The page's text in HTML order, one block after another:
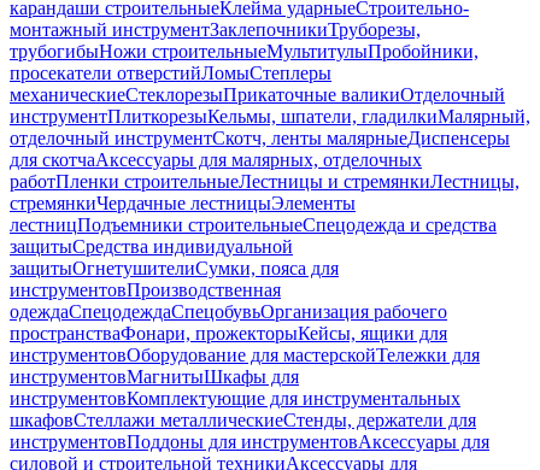
карандаши строительныеКлейма ударныеСтроительно-
монтажный инструментЗаклепочникиТруборезы,
трубогибыНожи строительныеМультитулыПробойники,
просекатели отверстийЛомыСтеплеры
механическиеСтеклорезыПрикаточные валикиОтделочный
инструментПлиткорезыКельмы, шпатели, гладилкиМалярный,
отделочный инструментСкотч, ленты малярныеДиспенсеры
для скотчаАксессуары для малярных, отделочных
работПленки строительныеЛестницы и стремянкиЛестницы,
стремянкиЧердачные лестницыЭлементы
лестницПодъемники строительныеСпецодежда и средства
защитыСредства индивидуальной
защитыОгнетушителиСумки, пояса для
инструментовПроизводственная
одеждаСпецодеждаСпецобувьОрганизация рабочего
пространстваФонари, прожекторыКейсы, ящики для
инструментовОборудование для мастерскойТележки для
инструментовМагнитыШкафы для
инструментовКомплектующие для инструментальных
шкафовСтеллажи металлическиеСтенды, держатели для
инструментовПоддоны для инструментовАксессуары для
силовой и строительной техникиАксессуары для